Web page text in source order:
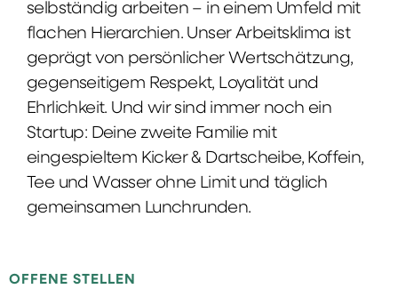
selbständig arbeiten – in einem Umfeld mit
flachen Hierarchien. Unser Arbeitsklima ist
geprägt von persönlicher Wertschätzung,
gegenseitigem Respekt, Loyalität und
Ehrlichkeit. Und wir sind immer noch ein
Startup: Deine zweite Familie mit
eingespieltem Kicker & Dartscheibe, Koffein,
Tee und Wasser ohne Limit und täglich
gemeinsamen Lunchrunden.
OFFENE STELLEN